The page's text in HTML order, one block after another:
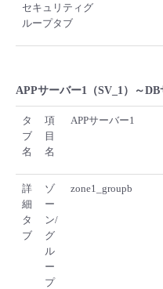
セキュリティグ
ループタブ
APPサーバー1（SV_1）～DB
タ
ブ
名
項
目
名
APPサーバー1
詳
細
タ
ブ
ゾ
ー
ン/
グ
ル
ー
プ
zone1_groupb